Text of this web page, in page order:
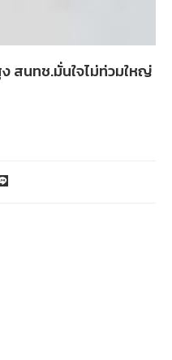
สนทช.มั่นใจไม่ท่วมใหญ่